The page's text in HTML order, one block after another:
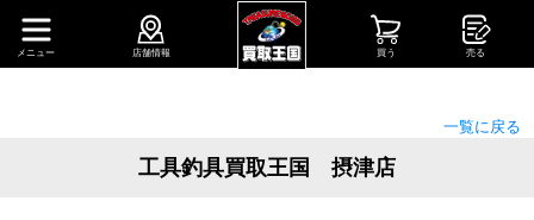
店舗情報 買う 売る
メニュー
一覧に戻る
工具釣具買取王国 摂津店